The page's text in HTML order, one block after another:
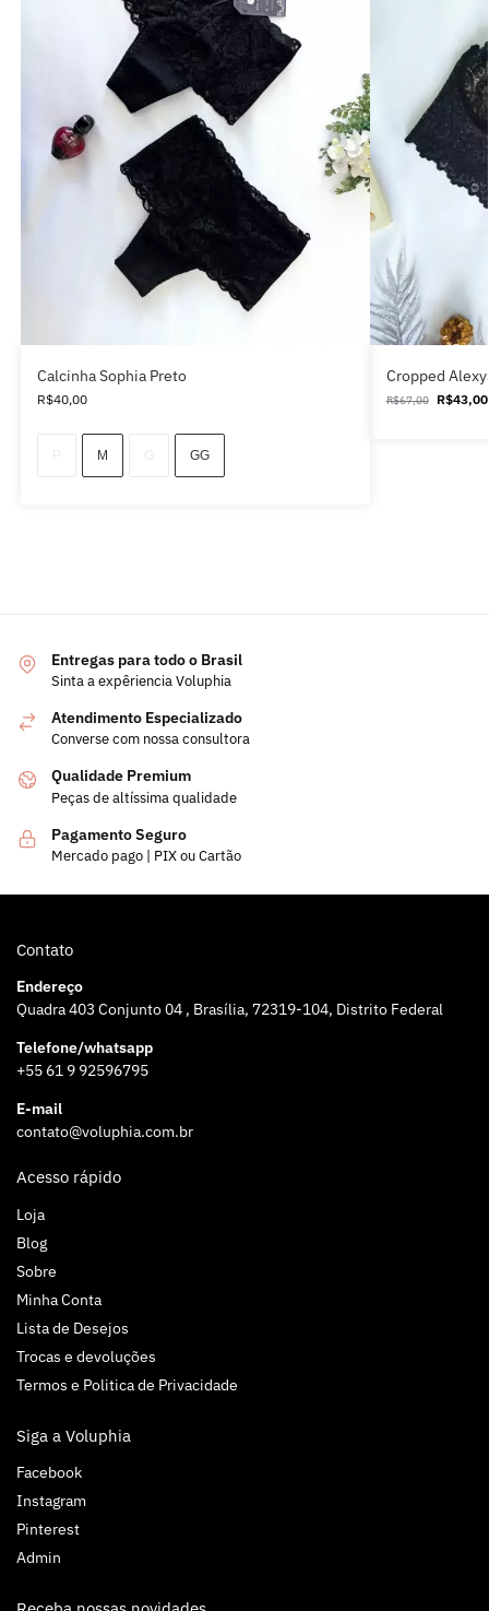
Calcinha Sophia Preto
R$40,00
M GG
Cropped
R$67,00 R$43,00
Entregas para todo o Brasil
Sinta a expêriencia Voluphia
Atendimento Especializado
Converse com nossa consultora
Qualidade Premium
Peças de altíssima qualidade
Pagamento Seguro
Mercado pago | PIX ou Cartão
Contato
Endereço
Quadra 403 Conjunto 04 , Brasília, 72319-104, Distrito Federal
Telefone/whatsapp
+55 61 9 92596795
E-mail
contato@voluphia.com.br
Acesso rápido
Loja
Blog
Sobre
Minha Conta
Lista de Desejos
Trocas e devoluções
Termos e Politica de Privacidade
Siga a Voluphia
Facebook
Instagram
Pinterest
Admin